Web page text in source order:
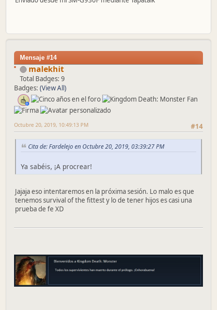
Mensaje #14
malekhit
Total Badges: 9
Badges: (View All)
#14
Octubre 20, 2019, 10:49:13 PM
Cita de: Fardelejo en Octubre 20, 2019, 03:39:27 PM
Ya sabéis, ¡A procrear!
Jajaja eso intentaremos en la próxima sesión. Lo malo es que
tenemos survival of the fittest y lo de tener hijos es casi una
prueba de fe XD